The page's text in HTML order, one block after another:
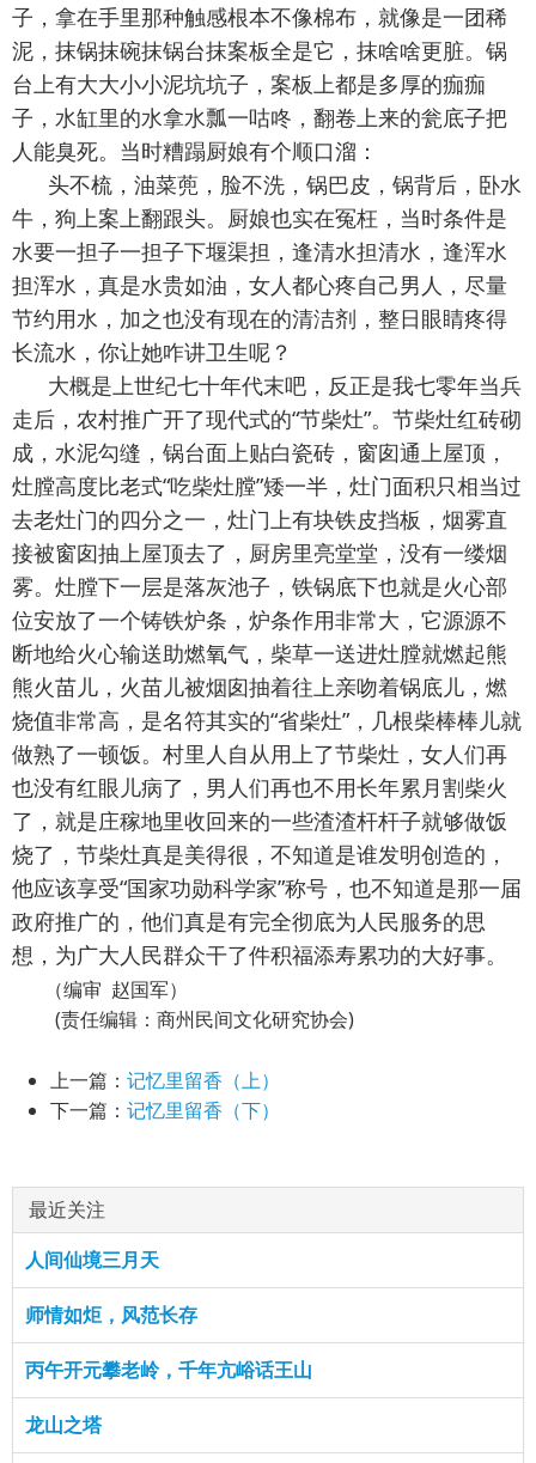
子，拿在手里那种触感根本不像棉布，就像是一团稀
泥，抹锅抹碗抹锅台抹案板全是它，抹啥啥更脏。锅
台上有大大小小泥坑坑子，案板上都是多厚的痂痂
子，水缸里的水拿水瓢一咕咚，翻卷上来的瓮底子把
人能臭死。当时糟蹋厨娘有个顺口溜：
头不梳，油菜蔸，脸不洗，锅巴皮，锅背后，卧水
牛，狗上案上翻跟头。厨娘也实在冤枉，当时条件是
水要一担子一担子下堰渠担，逢清水担清水，逢浑水
担浑水，真是水贵如油，女人都心疼自己男人，尽量
节约用水，加之也没有现在的清洁剂，整日眼睛疼得
长流水，你让她咋讲卫生呢？
大概是上世纪七十年代末吧，反正是我七零年当兵
走后，农村推广开了现代式的“节柴灶”。节柴灶红砖砌
成，水泥勾缝，锅台面上贴白瓷砖，窗囱通上屋顶，
灶膛高度比老式“吃柴灶膛”矮一半，灶门面积只相当过
去老灶门的四分之一，灶门上有块铁皮挡板，烟雾直
接被窗囱抽上屋顶去了，厨房里亮堂堂，没有一缕烟
雾。灶膛下一层是落灰池子，铁锅底下也就是火心部
位安放了一个铸铁炉条，炉条作用非常大，它源源不
断地给火心输送助燃氧气，柴草一送进灶膛就燃起熊
熊火苗儿，火苗儿被烟囱抽着往上亲吻着锅底儿，燃
烧值非常高，是名符其实的“省柴灶”，几根柴棒棒儿就
做熟了一顿饭。村里人自从用上了节柴灶，女人们再
也没有红眼儿病了，男人们再也不用长年累月割柴火
了，就是庄稼地里收回来的一些渣渣杆杆子就够做饭
烧了，节柴灶真是美得很，不知道是谁发明创造的，
他应该享受“国家功勋科学家”称号，也不知道是那一届
政府推广的，他们真是有完全彻底为人民服务的思
想，为广大人民群众干了件积福添寿累功的大好事。
（编审 赵国军）
(责任编辑：商州民间文化研究协会)
上一篇： 记忆里留香（上）
下一篇： 记忆里留香（下）
最近关注
人间仙境三月天
师情如炬，风范长存
丙午开元攀老岭，千年亢峪话王山
龙山之塔